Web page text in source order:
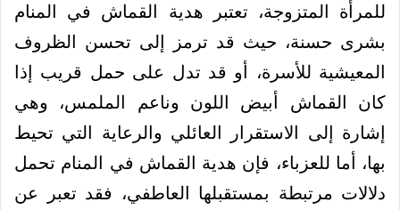
للمرأة المتزوجة، تعتبر هدية القماش في المنام
بشرى حسنة، حيث قد ترمز إلى تحسن الظروف
المعيشية للأسرة، أو قد تدل على حمل قريب إذا
كان القماش أبيض اللون وناعم الملمس، وهي
إشارة إلى الاستقرار العائلي والرعاية التي تحيط
بها، أما للعزباء، فإن هدية القماش في المنام تحمل
دلالات مرتبطة بمستقبلها العاطفي، فقد تعبر عن